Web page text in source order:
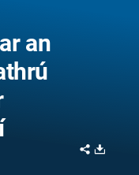
an
Share